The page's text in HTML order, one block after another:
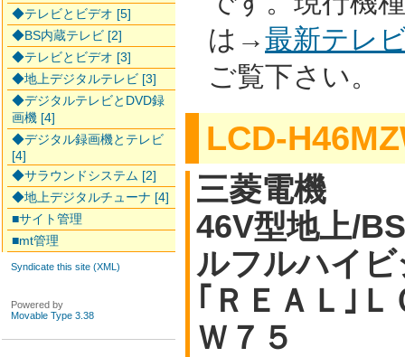
は→最新テレ
ご覧下さい。
LCD-
三菱電機
46V型地上/
ルフルハイ
｢ＲＥＡＬ｣
Ｗ７５
◆テレビとビデオ [5]
◆BS内蔵テレビ [2]
◆テレビとビデオ [3]
◆地上デジタルテレビ [3]
◆デジタルテレビとDVD録
画機 [4]
◆デジタル録画機とテレビ
[4]
◆サラウンドシステム [2]
◆地上デジタルチューナ [4]
■サイト管理
■mt管理
Syndicate this site (XML)
Powered by
Movable Type 3.38